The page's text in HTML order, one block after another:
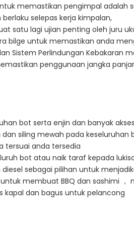
memastikan pengimpal adalah
selepas kerja kimpalan,
satu lagi ujian penting oleh juru
bilge untuk memastikan anda
Sistem Perlindungan Kebakaran
penggunaan jangka
bot serta enjin dan banyak
siling mewah pada keseluruhan
tersuai anda tersedia
bot atau naik taraf kepada
sebagai pilihan untuk
membuat BBQ dan sashimi ，
dan bagus untuk pelancong